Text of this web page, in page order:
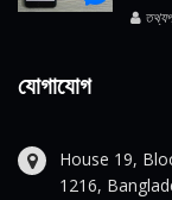
যোগাযোগ
House 19,
1216,